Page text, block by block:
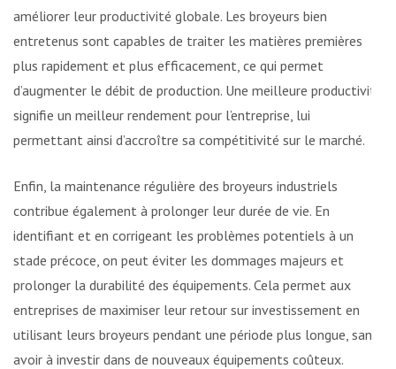
améliorer leur productivité globale. Les broyeurs bien
entretenus sont capables de traiter les matières premières
plus rapidement et plus efficacement, ce qui permet
d’augmenter le débit de production. Une meilleure productivité
signifie un meilleur rendement pour l’entreprise, lui
permettant ainsi d’accroître sa compétitivité sur le marché.
Enfin, la maintenance régulière des broyeurs industriels
contribue également à prolonger leur durée de vie. En
identifiant et en corrigeant les problèmes potentiels à un
stade précoce, on peut éviter les dommages majeurs et
prolonger la durabilité des équipements. Cela permet aux
entreprises de maximiser leur retour sur investissement en
utilisant leurs broyeurs pendant une période plus longue, sans
avoir à investir dans de nouveaux équipements coûteux.